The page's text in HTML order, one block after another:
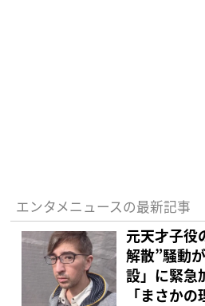
エンタメニュースの最新記事
元天才子
解散”騒動
設」に緊
「まさかの